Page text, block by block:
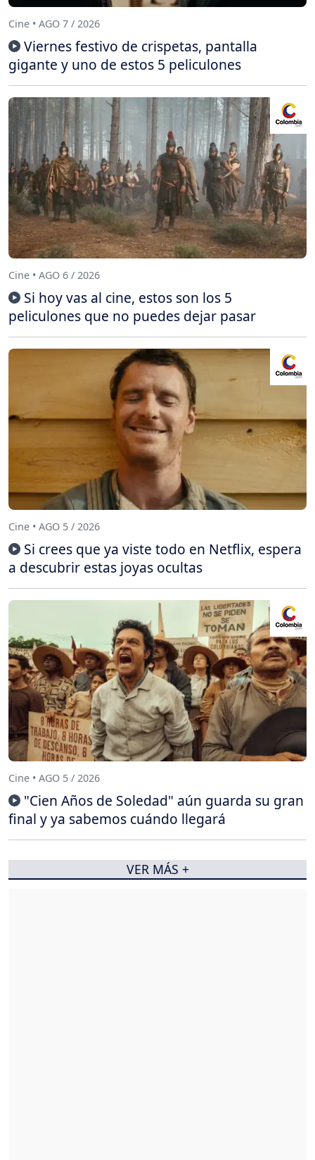
Cine • AGO 7 / 2026
Viernes festivo de crispetas, pantalla
gigante y uno de estos 5 peliculones
Cine • AGO 6 / 2026
Si hoy vas al cine, estos son los 5
peliculones que no puedes dejar pasar
Cine • AGO 5 / 2026
Si crees que ya viste todo en Netflix, espera
a descubrir estas joyas ocultas
Cine • AGO 5 / 2026
"Cien Años de Soledad" aún guarda su gran
final y ya sabemos cuándo llegará
VER MÁS +